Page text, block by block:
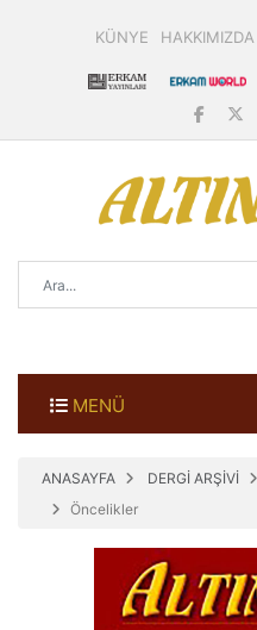
KÜNYE HAKKIMIZDA
MENÜ
ANASAYFA DERGİ ARŞİVİ
Öncelikler